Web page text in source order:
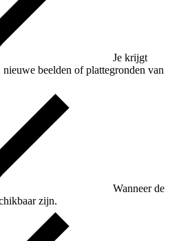
Je krijgt
nieuwe beelden of plattegronden van
Wanneer de
zijn.